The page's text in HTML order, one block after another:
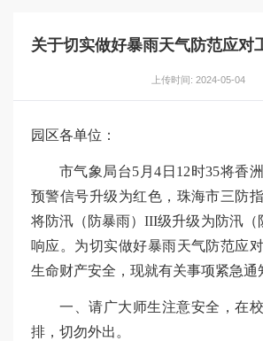
关于切实做好暴雨天气防范应对
上传时间: 2024-05-04
园区各单位：
市气象局台5月4日12时35将香
预警信号升级为红色，珠海市三防
将防汛（防暴雨）III级升级为防汛（
响应。为切实做好暴雨天气防范应
生命财产安全，现就有关事项紧急通
一、请广大师生注意安全，在
排，切勿外出。